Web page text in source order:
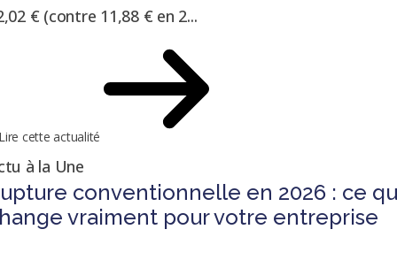
€ (contre 11,88 € en 2...
cette actualité
à la Une
conventionnelle en 2026 : ce
vraiment pour votre entreprise